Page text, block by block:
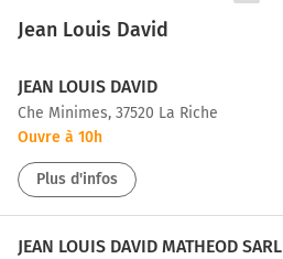
Jean Louis David
JEAN LOUIS DAVID
che Minimes, 37520 La Riche
Ouvre à 10h
Plus d'infos
JEAN LOUIS DAVID MATHEOD SARL